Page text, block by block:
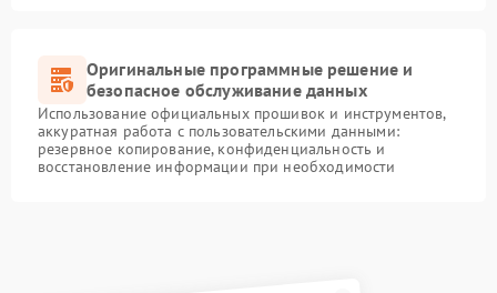
Оригинальные программные решение и
безопасное обслуживание данных
Использование официальных прошивок и инструментов,
аккуратная работа с пользовательскими данными:
резервное копирование, конфиденциальность и
восстановление информации при необходимости